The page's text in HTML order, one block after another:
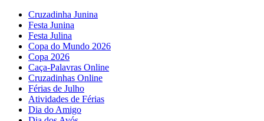
Cruzadinha Junina
Festa Junina
Festa Julina
Copa do Mundo 2026
Copa 2026
Caça-Palavras Online
Cruzadinhas Online
Férias de Julho
Atividades de Férias
Dia do Amigo